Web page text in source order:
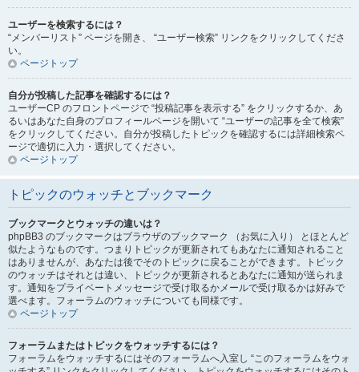
ユーザーを検索するには？
“メンバーリスト” ページを開き、 “ユーザー検索” リンクをクリックしてくださ
い。
ページトップ
自分が投稿した記事を確認するには？
ユーザーCP のフロントページで “投稿記事を表示する” をクリックするか、あ
るいはあなた自身のプロフィールページを開いて “ユーザーの記事を全て検索”
をクリックしてください。自分が投稿したトピックを確認するには詳細検索ペ
ージで適切に入力・選択してください。
ページトップ
トピックのウォッチとブックマーク
ブックマークとウォッチの違いは？
phpBB3 のブックマークはブラウザのブックマーク （お気に入り） とほとんど
似たようなものです。つまりトピックが更新されてもあなたに通知されること
はありませんが、あなたは後でそのトピックに戻ることができます。トピック
のウォッチはそれとは違い、トピックが更新されるとあなたに通知が送られま
す。通知をプライベートメッセージで受け取るかメールで受け取るかは好みで
選べます。フォーラムのウォッチについても同様です。
ページトップ
フォーラムまたはトピックをウォッチするには？
フォーラムをウォッチするにはそのフォーラムへ入室し “このフォーラムをウォ